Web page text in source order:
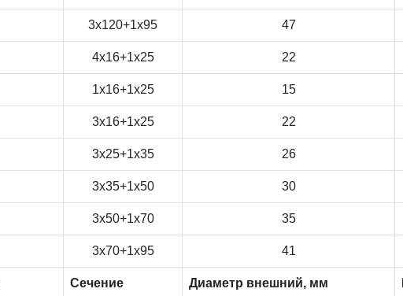
3x120+1x95 47
4x16+1x25 22
1x16+1x25 15
3x16+1x25 22
3x25+1x35 26
3x35+1x50 30
3x50+1x70 35
3x70+1x95 41
Сечение Диаметр внешний, мм